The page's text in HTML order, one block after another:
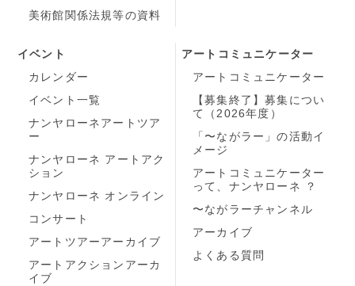
美術館関係法規等の資料
イベント
カレンダー
イベント一覧
ナンヤローネアートツア
ー
ナンヤローネ アートアク
ション
ナンヤローネ オンライン
コンサート
アートツアーアーカイブ
アートアクションアーカ
イブ
アートコミュニケーター
アートコミュニケーター
【募集終了】募集につい
て（2026年度）
「〜ながラー」の活動イ
メージ
アートコミュニケーター
って、ナンヤローネ ？
〜ながラーチャンネル
アーカイブ
よくある質問